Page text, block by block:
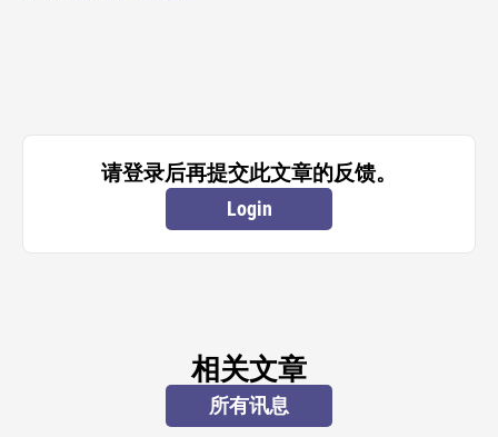
请登录后再提交此文章的反馈。
Login
相关文章
所有讯息